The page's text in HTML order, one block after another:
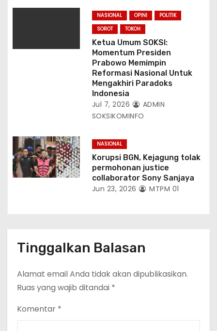
NASIONAL OPINI
POLITIK
SOROT
TOKOH
Ketua Umum SOKSI:
Momentum Presiden
Prabowo Memimpin
Reformasi Nasional Untuk
Mengakhiri Paradoks
Indonesia
Jul 7, 2026
ADMIN
SOKSIKOMINFO
NASIONAL
Korupsi BGN, Kejagung tolak
permohonan justice
collaborator Sony Sanjaya
Jun 23, 2026 MTPM 01
Tinggalkan Balasan
Alamat email Anda tidak akan dipublikasikan.
Ruas yang wajib ditandai *
Komentar *